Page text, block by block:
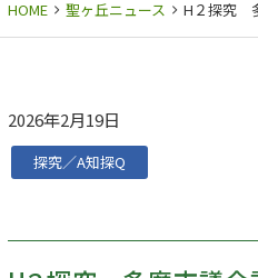
HOME 聖ヶ丘ニュース H２探究
2026年2月19日
探究／A知探Q